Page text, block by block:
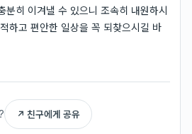
분히 이겨낼 수 있으니 조속히 내원하시
하고 편안한 일상을 꼭 되찾으시길 바
↗ 친구에게 공유